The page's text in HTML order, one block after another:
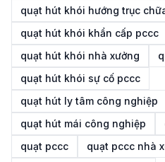
quạt hút khói hướng trục
quạt hút khói khẩn cấp pccc
quạt hút khói nhà xưởng
quạt hút khói sự cố pccc
quạt hút ly tâm công nghiệp
quạt hút mái công nghiệp
quạt pccc
quạt pccc nhà